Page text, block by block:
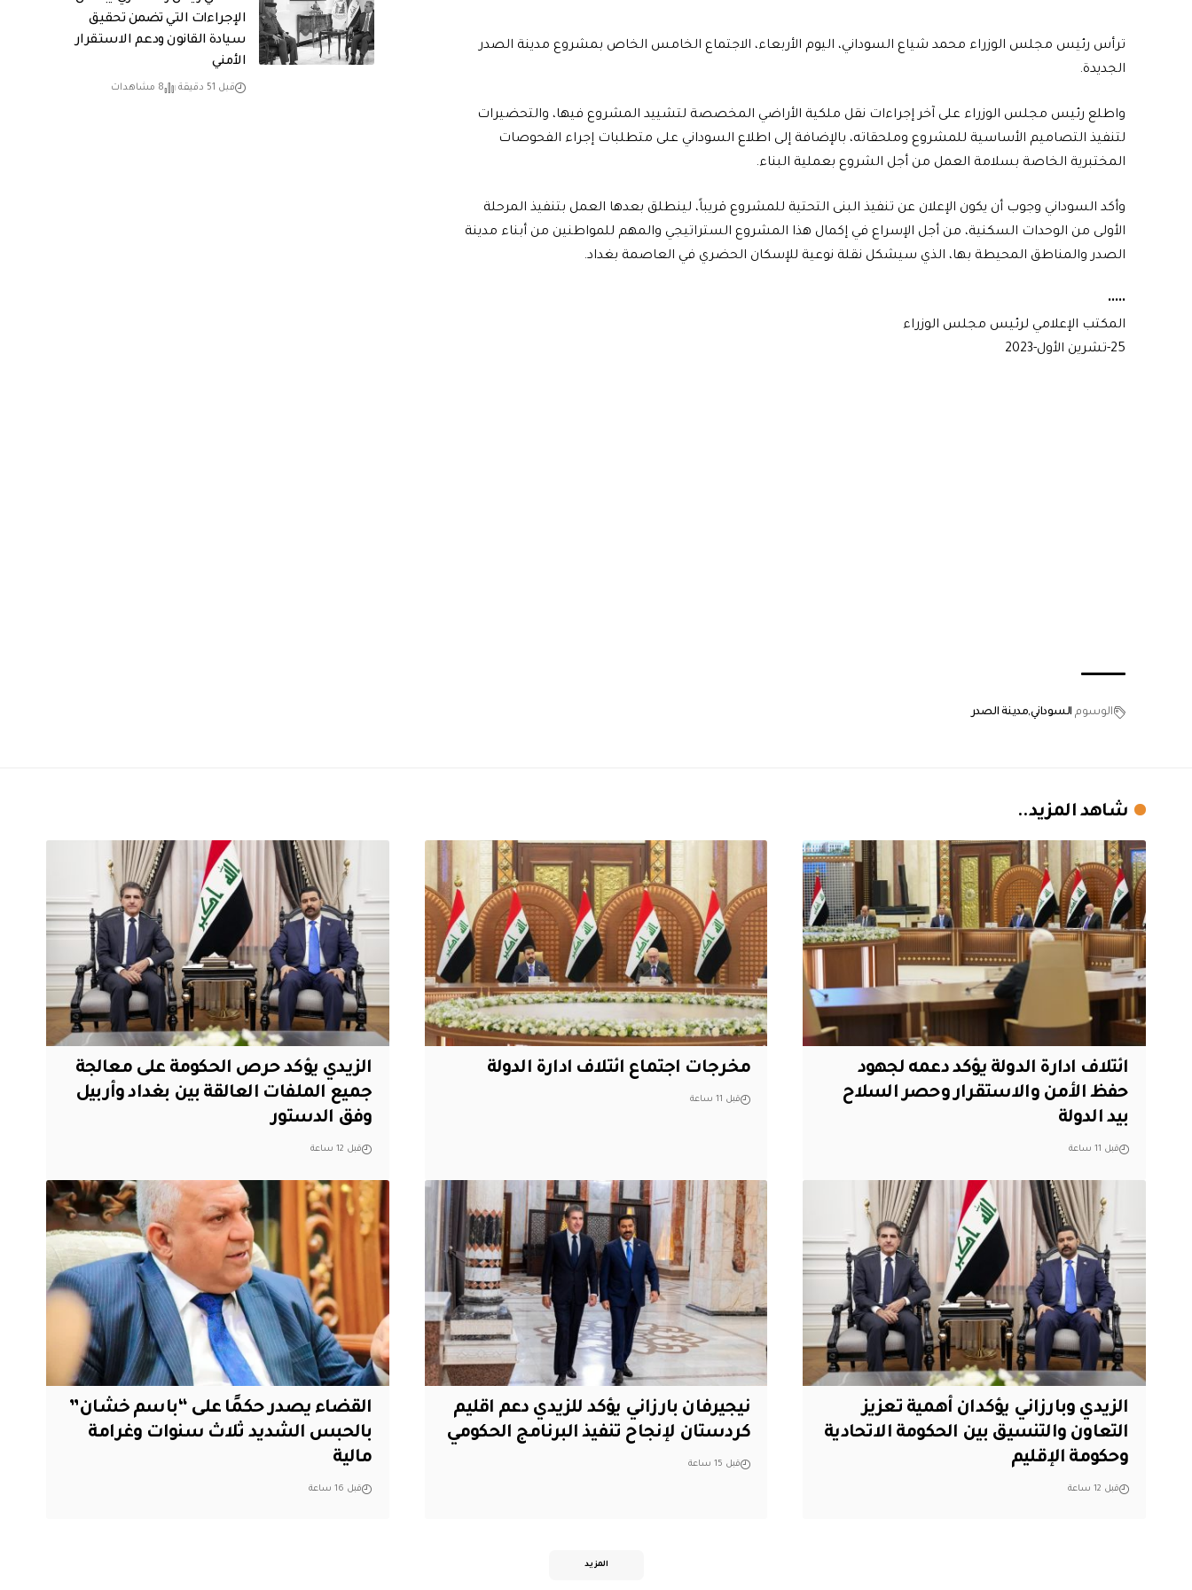
ترأس رئيس مجلس الوزراء محمد شياع السوداني، اليوم الأربعاء، الاجتماع الخامس الخاص بمشروع مدينة الصدر
الجديدة.
واطلع رئيس مجلس الوزراء على آخر إجراءات نقل ملكية الأراضي المخصصة لتشييد المشروع فيها، والتحضيرات
لتنفيذ التصاميم الأساسية للمشروع وملحقاته، بالإضافة إلى اطلاع السوداني على متطلبات إجراء الفحوصات
المختبرية الخاصة بسلامة العمل من أجل الشروع بعملية البناء.
وأكد السوداني وجوب أن يكون الإعلان عن تنفيذ البنى التحتية للمشروع قريباً، لينطلق بعدها العمل بتنفيذ المرحلة
الأولى من الوحدات السكنية، من أجل الإسراع في إكمال هذا المشروع الستراتيجي والمهم للمواطنين من أبناء مدينة
الصدر والمناطق المحيطة بها، الذي سيشكل نقلة نوعية للإسكان الحضري في العاصمة بغداد.
•••••
المكتب الإعلامي لرئيس مجلس الوزراء
25-تشرين الأول-2023
الوسوم السوداني مدينة الصدر
الإجراءات التي تضمن تحقيق
سيادة القانون ودعم الاستقرار
الأمني
قبل 51 دقيقة 8 مشاهدات
شاهد المزيد..
ائتلاف ادارة الدولة يؤكد دعمه لجهود
حفظ الأمن والاستقرار وحصر السلاح
بيد الدولة
قبل 11 ساعة
مخرجات اجتماع ائتلاف ادارة الدولة
قبل 11 ساعة
الزيدي يؤكد حرص الحكومة على معالجة
جميع الملفات العالقة بين بغداد وأربيل
وفق الدستور
قبل 12 ساعة
الزيدي وبارزاني يؤكدان أهمية تعزيز
التعاون والتنسيق بين الحكومة الاتحادية
وحكومة الإقليم
قبل 12 ساعة
نيجيرفان بارزاني يؤكد للزيدي دعم اقليم
‏كردستان لإنجاح تنفيذ البرنامج الحكومي
قبل 15 ساعة
القضاء يصدر حكمًا على “باسم خشان”
بالحبس الشديد ثلاث سنوات وغرامة
مالية
قبل 16 ساعة
المزيد